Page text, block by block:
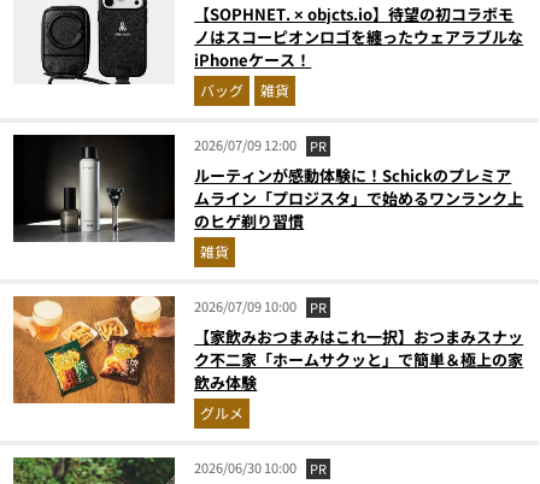
【SOPHNET. × objcts.io】待望の初コラボモ
ノはスコーピオンロゴを纏ったウェアラブルな
iPhoneケース！
バッグ 雑貨
2026/07/09 12:00 PR
ルーティンが感動体験に！Schickのプレミア
ムライン「プロジスタ」で始めるワンランク上
のヒゲ剃り習慣
雑貨
2026/07/09 10:00 PR
【家飲みおつまみはこれ一択】おつまみスナッ
ク不二家「ホームサクッと」で簡単＆極上の家
飲み体験
グルメ
2026/06/30 10:00 PR